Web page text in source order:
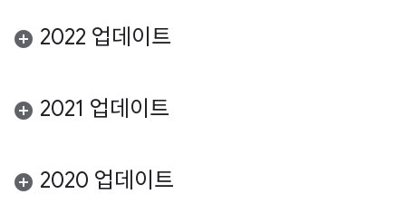
2022 업데이트
2021 업데이트
2020 업데이트